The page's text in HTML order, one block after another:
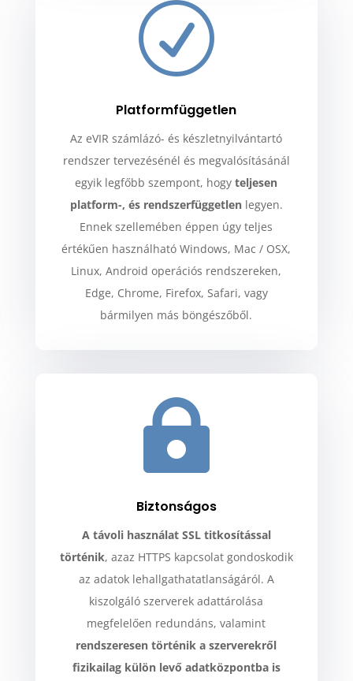
R
Platformfüggetlen
Az eVIR számlázó- és készletnyilvántartó
rendszer tervezésénél és megvalósításánál
egyik legfőbb szempont, hogyteljesen
platform-, és rendszerfüggetlenlegyen.
Ennek szellemében éppen úgy teljes
értékűen használható Windows, Mac / OSX,
Linux, Android operációs rendszereken,
Edge, Chrome, Firefox, Safari, vagy
bármilyen más böngészőből.

Biztonságos
A távoli használat SSL titkosítással
történik, azaz HTTPS kapcsolat gondoskodik
az adatok lehallgathatatlanságáról. A
kiszolgáló szerverek adattárolása
megfelelően redundáns, valamint
rendszeresen történik a szerverekről
fizikailag külön levő adatközpontba is